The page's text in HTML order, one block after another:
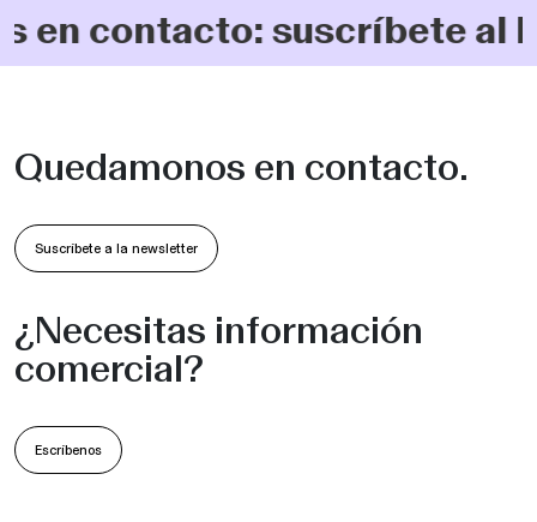
en contacto: suscríbete al
Quedamonos en contacto.
Suscríbete a la newsletter
¿Necesitas información
comercial?
Escríbenos